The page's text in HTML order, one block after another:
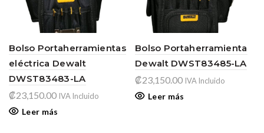
Bolso Portaherramientas
eléctrica Dewalt
DWST83483-LA
₡23,150.00 IVA Incluido
Leer más
Bolso Portaherramienta
Dewalt DWST83485-LA
₡23,150.00 IVA Incluido
Leer más